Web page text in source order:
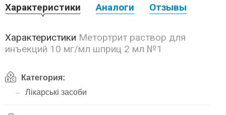
Характеристики Аналоги Отзывы
Характеристики Метортрит раствор для
инъекций 10 мг/мл шприц 2 мл №1
Категория:
Лікарські засоби